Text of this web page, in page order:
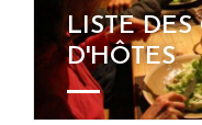
LISTE DES
D'HÔTES